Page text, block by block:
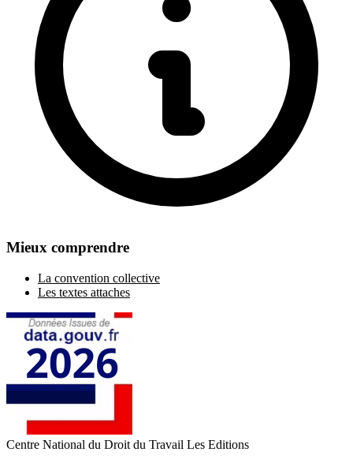
Mieux comprendre
La convention collective
Les textes attaches
Centre National du Droit du Travail Les Editions